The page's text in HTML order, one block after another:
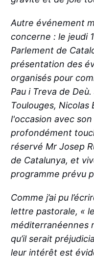
Autre événement
concerne : le jeudi
Parlement de
présentation des
organisés pour
Pau i Treva de
Toulouges,
l'occasion avec son
profondément
réservé Mr Josep
de Catalunya, et
programme prévu
Comme j’ai pu
lettre pastorale, «
méditerranéennes
qu’il serait
leur intérêt est